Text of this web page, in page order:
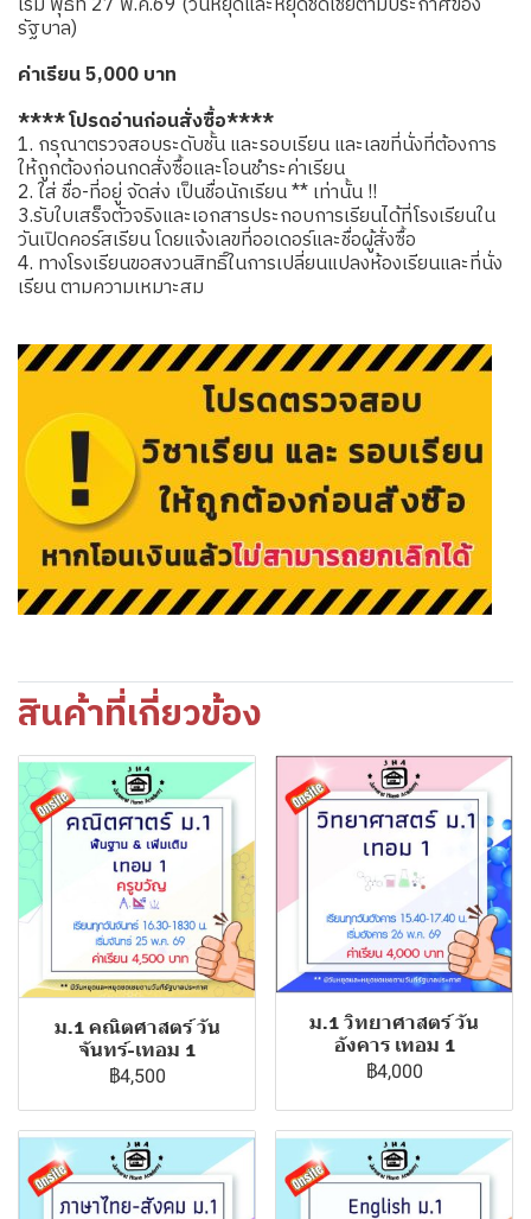
รัฐบาล)
ค่าเรียน 5,000 บาท
**** โปรดอ่านก่อนสั่งซื้อ****
1. กรุณาตรวจสอบระดับชั้น และรอบเรียน และเลขที่นั่งที่ต้องการ
ให้ถูกต้องก่อนกดสั่งซื้อและโอนชำระค่าเรียน
2. ใส่ ชื่อ-ที่อยู่ จัดส่ง เป็นชื่อนักเรียน ** เท่านั้น !!
3.รับใบเสร็จตัวจริงและเอกสารประกอบการเรียนได้ที่โรงเรียนใน
วันเปิดคอร์สเรียน โดยแจ้งเลขที่ออเดอร์และชื่อผู้สั่งซื้อ
4. ทางโรงเรียนขอสงวนสิทธิ์ในการเปลี่ยนแปลงห้องเรียนและที่นั่ง
เรียน ตามความเหมาะสม
สินค้าที่เกี่ยวข้อง
ม.1 คณิตศาสตร์ วัน
จันทร์-เทอม 1
฿4,500
ม.1 วิทยาศาสตร์ วัน
อังคาร เทอม 1
฿4,000